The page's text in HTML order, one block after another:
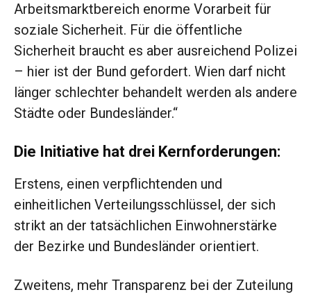
Arbeitsmarktbereich enorme Vorarbeit für
soziale Sicherheit. Für die öffentliche
Sicherheit braucht es aber ausreichend Polizei
– hier ist der Bund gefordert. Wien darf nicht
länger schlechter behandelt werden als andere
Städte oder Bundesländer.“
Die Initiative hat drei Kernforderungen:
Erstens, einen verpflichtenden und
einheitlichen Verteilungsschlüssel, der sich
strikt an der tatsächlichen Einwohnerstärke
der Bezirke und Bundesländer orientiert.
Zweitens, mehr Transparenz bei der Zuteilung